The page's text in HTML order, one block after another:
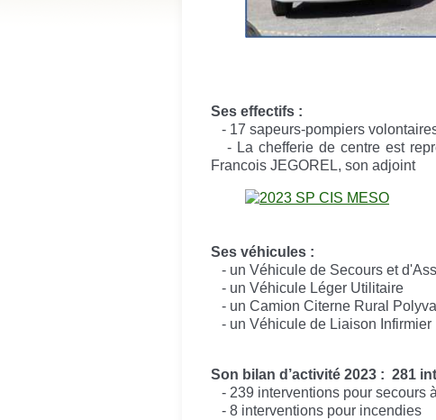
Ses effectifs :
- 17 sapeurs-pompiers
- La chefferie de centre est
Francois JEGOREL, son adjoint
Ses véhicules :
- un Véhicule de Secours et
- un Véhicule Léger Utilitaire
- un Camion Citerne Rural
- un Véhicule de Liaison Infirmier
Son bilan d’activité 2023 : 281
- 239 interventions pour secours
- 8 interventions pour incendies